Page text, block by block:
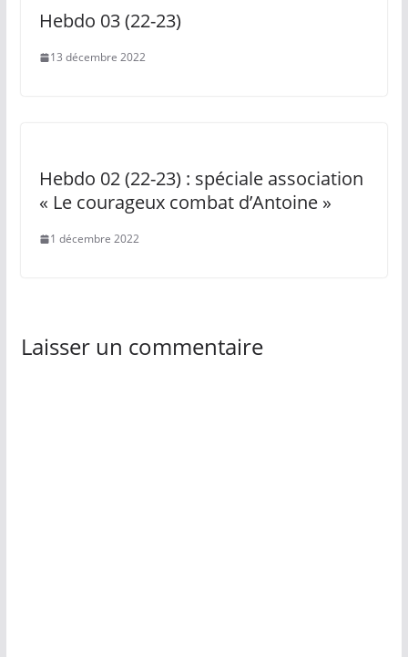
Hebdo 03 (22-23)
13 décembre 2022
Hebdo 02 (22-23) : spéciale association
« Le courageux combat d’Antoine »
1 décembre 2022
Laisser un commentaire